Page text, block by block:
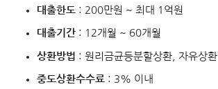
대출한도 : 200만원 ~ 최대 1억원
대출기간: 12개월 ~ 60개월
상환방법 : 원리금균등분할상환, 자유상환
중도상환수수료: 3% 이내